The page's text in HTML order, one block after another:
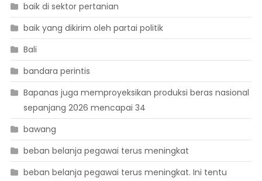
baik di sektor pertanian
baik yang dikirim oleh partai politik
Bali
bandara perintis
Bapanas juga memproyeksikan produksi beras nasional
sepanjang 2026 mencapai 34
bawang
beban belanja pegawai terus meningkat
beban belanja pegawai terus meningkat. Ini tentu